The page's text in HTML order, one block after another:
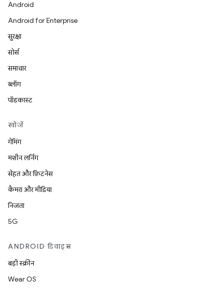
Android
Android for Enterprise
सुरक्षा
सोर्स
समाचार
ब्लॉग
पॉडकास्ट
खोजें
गेमिंग
मशीन लर्निंग
सेहत और फ़िटनेस
कैमरा और मीडिया
निजता
5G
ANDROID डिवाइस
बड़ी स्क्रीन
Wear OS